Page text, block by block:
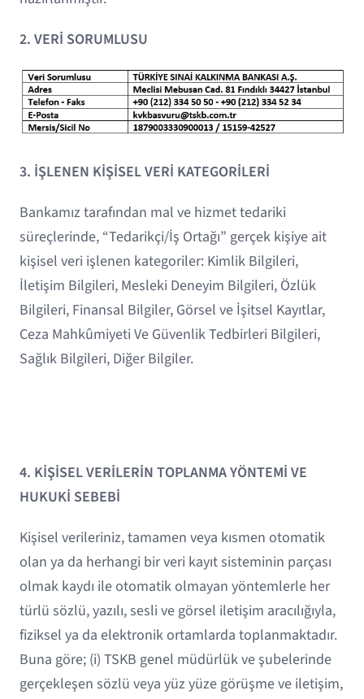
2. VERİ SORUMLUSU
3. İŞLENEN KİŞİSEL VERİ KATEGORİLERİ
Bankamız tarafından mal ve hizmet tedariki
süreçlerinde, “Tedarikçi/İş Ortağı” gerçek kişiye ait
kişisel veri işlenen kategoriler: Kimlik Bilgileri,
İletişim Bilgileri, Mesleki Deneyim Bilgileri, Özlük
Bilgileri, Finansal Bilgiler, Görsel ve İşitsel Kayıtlar,
Ceza Mahkûmiyeti Ve Güvenlik Tedbirleri Bilgileri,
Sağlık Bilgileri, Diğer Bilgiler.
4. KİŞİSEL VERİLERİN TOPLANMA YÖNTEMİ VE
HUKUKİ SEBEBİ
Kişisel verileriniz, tamamen veya kısmen otomatik
olan ya da herhangi bir veri kayıt sisteminin parçası
olmak kaydı ile otomatik olmayan yöntemlerle her
türlü sözlü, yazılı, sesli ve görsel iletişim aracılığıyla,
fiziksel ya da elektronik ortamlarda toplanmaktadır.
Buna göre; (i) TSKB genel müdürlük ve şubelerinde
gerçekleşen sözlü veya yüz yüze görüşme ve iletişim,